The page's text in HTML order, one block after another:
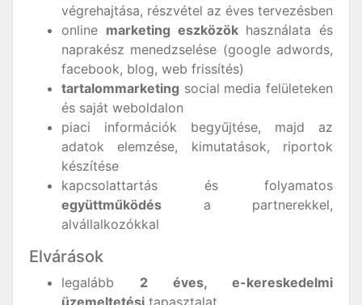
végrehajtása, részvétel az éves tervezésben
online marketing eszközökhasználata és
naprakész menedzselése (google adwords,
facebook, blog, web frissítés)
tartalommarketing social media felületeken
és saját weboldalon
piaci információk begyűjtése, majd az
adatok elemzése, kimutatások, riportok
készítése
kapcsolattartás és folyamatos
együttműködés a partnerekkel,
alvállalkozókkal
Elvárások
legalább 2 éves, e-kereskedelmi
üzemeltetési tapasztalat